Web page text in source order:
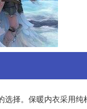
选择。保暖内衣采用